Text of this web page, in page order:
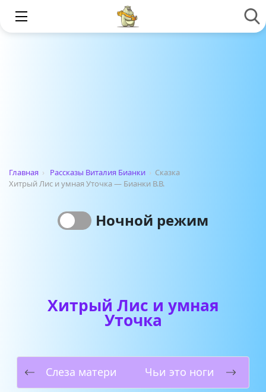
Главная › Рассказы Виталия Бианки › Сказка
Хитрый Лис и умная Уточка — Бианки В.В.
Ночной режим
Хитрый Лис и умная
Уточка
Слеза матери Чьи это ноги